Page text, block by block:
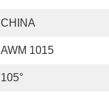
CHINA
AWM 1015
105°